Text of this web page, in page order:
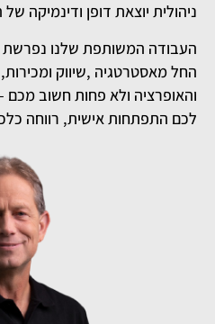
ניהולית יוצאת דופן ודינמיקה
העבודה המשותפת שלנו נפרשת
החל מאסטרטגיה ,שיווק
והאופרציה ולא פחות חשוב
לכם התפתחות אישית, רווחה